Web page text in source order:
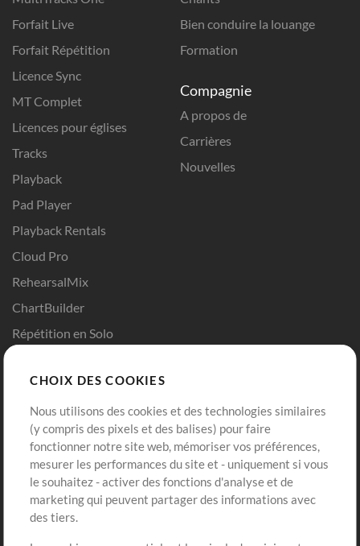
Forfait Live
Forfait Répétition
Licence Sync
MT Complet
Licences pour églises
Tracks
Playback
Pad Player
Playback Rentals
Cloud Pro
RehearsalMix
ChartBuilder
Répétition en Solo
Modèles ProPresenter
Sons
Bien conduire la louange
Formation
Compagnie
A propos de
Carrières
Nouvelles
Boutique
Acheter des crédits
Contenu gratuit
Demander les pistes
Compte
Connexion
S'inscrire
CHOIX DES COOKIES
Nous utilisons des cookies et des technologies similaires
(y compris des pixels et des balises) pour faire
fonctionner notre site web, mémoriser vos préférences,
mesurer les performances du site et - uniquement si vous
le souhaitez - activer des fonctions d'analyse et de
marketing qui peuvent partager des informations avec
des tiers.